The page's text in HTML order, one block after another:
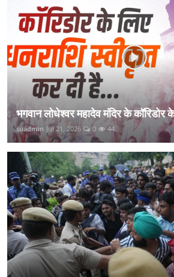
भगवान लोधेश्वर महादेव मंदिर के कॉरिडोर
suadmin Jul 21, 2026 0 44